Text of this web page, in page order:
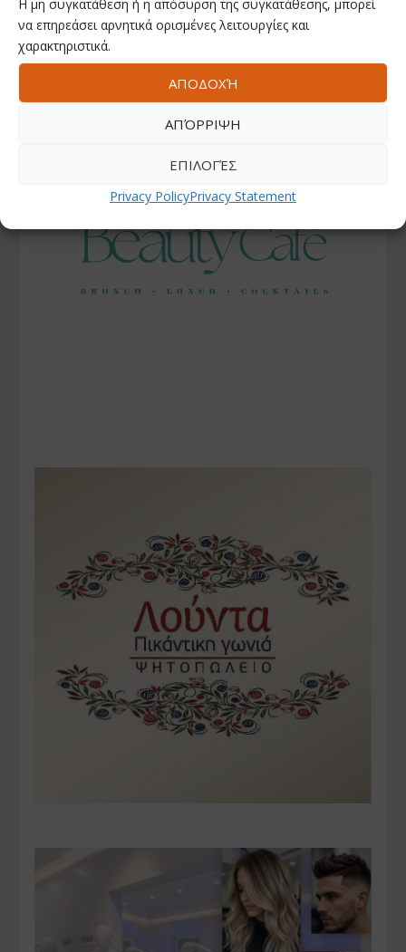
Η μη συγκατάθεση ή η απόσυρση της συγκατάθεσης, μπορεί
να επηρεάσει αρνητικά ορισμένες λειτουργίες και
χαρακτηριστικά.
ΑΠΟΔΟΧΉ
ΑΠΌΡΡΙΨΗ
ΕΠΙΛΟΓΈΣ
Privacy PolicyPrivacy Statement